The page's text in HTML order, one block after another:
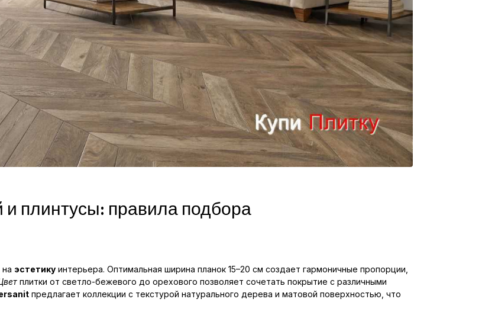
и плинтусы: правила подбора
эстетику интерьера. Оптимальная ширина планок 15–20 см создает гармоничные пропорции,
плитки от светло-бежевого до орехового позволяет сочетать покрытие с различными
предлагает коллекции с текстурой натурального дерева и матовой поверхностью, что